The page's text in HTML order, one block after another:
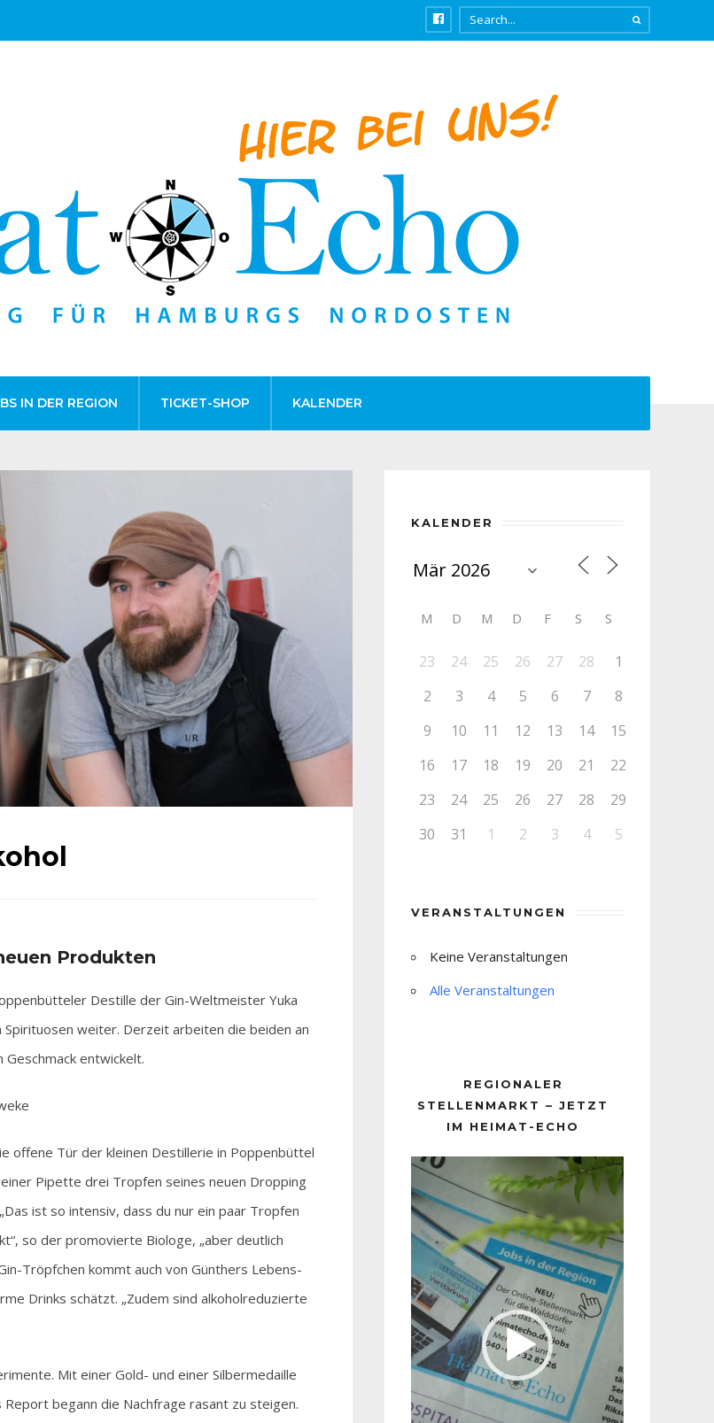
IN DER REGION TICKET-SHOP KALENDER
Produkten
Destille der Gin-Weltmeister Yuka
Spirituosen weiter. Derzeit arbeiten die beiden an
entwickelt.
offene Tür der kleinen Destillerie in Poppenbüttel
Pipette drei Tropfen seines neuen Dropping
ist so intensiv, dass du nur ein paar Tropfen
so der promovierte Biologe, „aber deutlich
Tröpfchen kommt auch von Günthers Lebens-
Drinks schätzt. „Zudem sind alkoholreduzierte
Mit einer Gold- und einer Silbermedaille
begann die Nachfrage rasant zu steigen.
KALENDER
M D M D F S S
23 24 25 26 27 28
1
2
3 4 5 6 7
8
9
10 11 12 13 14
15
16
17 18 19 20 21
22
23
24 25 26 27 28
29
30
31 1 2 3 4 5
VERANSTALTUNGEN
Keine Veranstaltungen
Alle Veranstaltungen
REGIONALER
STELLENMARKT – JETZT
IM HEIMAT-ECHO
Player